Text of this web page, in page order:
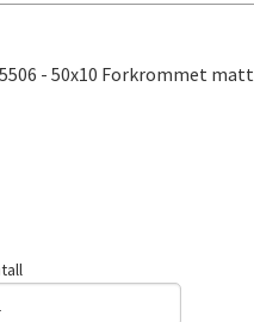
- 50x10 Forkrommet